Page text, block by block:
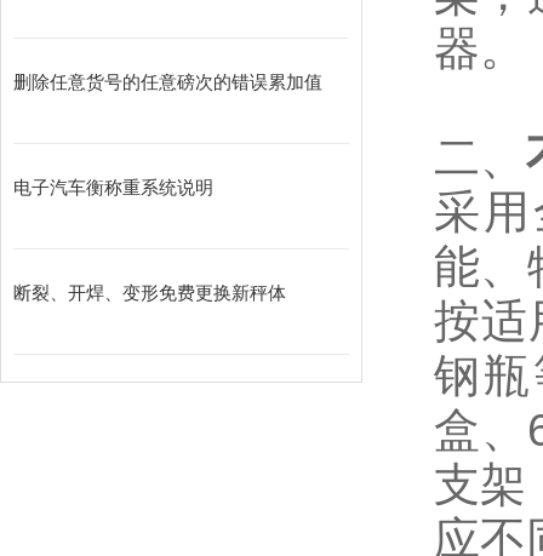
删除任意货号的任意磅次的错误累加值
电子汽车衡称重系统说明
断裂、开焊、变形免费更换新秤体
器。
二、
采
能、
按适
钢
盒、
支架
应不